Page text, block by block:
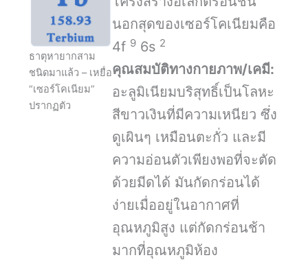
ธาตุหายากสาม
ชนิดมาแล้ว – เหยื่อ
“เซอร์โคเนียม”
ปรากฏตัว
นอกสุดของเซอร์โคเนียมคือ
4f 9 6s 2
คุณสมบัติทางกายภาพ/เคมี:
อะลูมิเนียมบริสุทธิ์เป็นโลหะ
สีขาวเงินที่มีความเหนียว ซึ่ง
ดูเผินๆ เหมือนตะกั่ว และมี
ความอ่อนตัวเพียงพอที่จะตัด
ด้วยมีดได้ มันกัดกร่อนได้
ง่ายเมื่ออยู่ในอากาศที่
อุณหภูมิสูง แต่กัดกร่อนช้า
มากที่อุณหภูมิห้อง